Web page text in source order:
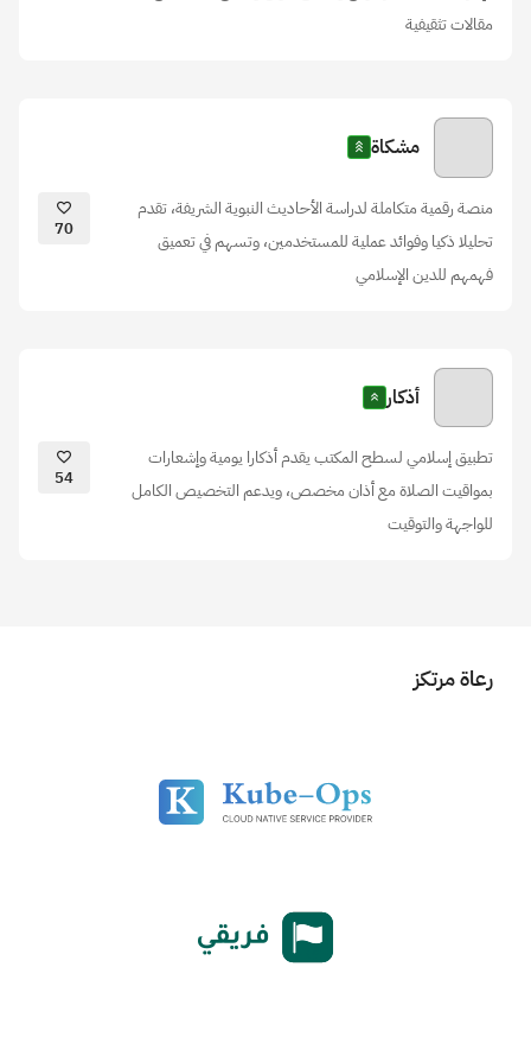
مقالات تثقيفية
مشكاة
منصة رقمية متكاملة لدراسة الأحاديث النبوية الشريفة، تقدم
تحليلا ذكيا وفوائد عملية للمستخدمين، وتسهم في تعميق
فهمهم للدين الإسلامي
70
أذكار
تطبيق إسلامي لسطح المكتب يقدم أذكارا يومية وإشعارات
بمواقيت الصلاة مع أذان مخصص، ويدعم التخصيص الكامل
للواجهة والتوقيت
54
رعاة مرتكز